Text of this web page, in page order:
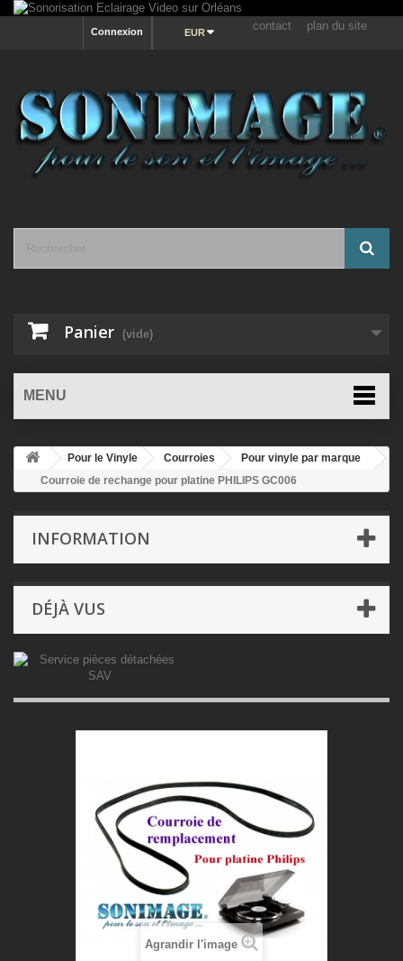
contact plan du site
EUR
Connexion
Panier (vide)
MENU
Pour le Vinyle Courroies
Pour vinyle par marque
Courroie de rechange pour platine PHILIPS GC006
INFORMATION
DÉJÀ VUS
Agrandir l'image